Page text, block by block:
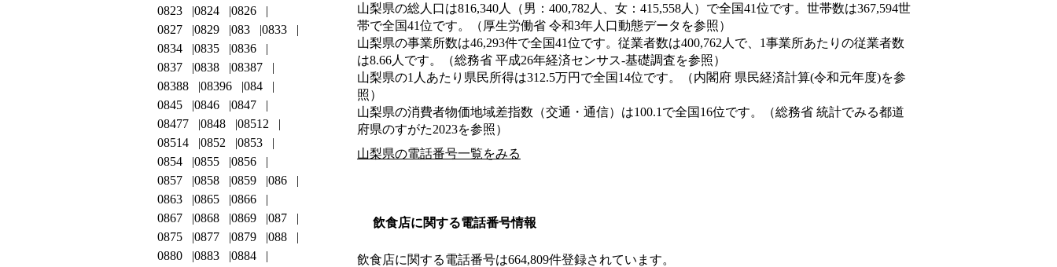
山梨県の総人口は816,340人（男：400,782人、女：415,558人）で全国41位です。世帯数は367,594世
帯で全国41位です。（厚生労働省 令和3年人口動態データを参照）
山梨県の事業所数は46,293件で全国41位です。従業者数は400,762人で、1事業所あたりの従業者数
は8.66人です。（総務省 平成26年経済センサス‐基礎調査を参照）
山梨県の1人あたり県民所得は312.5万円で全国14位です。（内閣府 県民経済計算(令和元年度)を参
照）
山梨県の消費者物価地域差指数（交通・通信）は100.1で全国16位です。（総務省 統計でみる都道
府県のすがた2023を参照）
山梨県の電話番号一覧をみる
飲食店に関する電話番号情報
飲食店に関する電話番号は664,809件登録されています。
0823
0824
0826
0827
0829 083
0833
0834
0835
0836
0837
0838
08387
08388
08396
084
0845
0846
0847
08477
0848
08512
08514
0852
0853
0854
0855
0856
0857
0858 0859
086
0863
0865
0866
0867
0868 0869
087
0875
0877 0879
088
0880
0883
0884